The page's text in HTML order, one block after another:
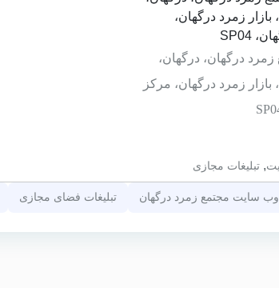
درگهان، درگهان،
زمرد درگهان، مرکز
, تبلیغات مجازی
وب سایت مجتمع زمرد درگهان تبلیغات فضای مجازی